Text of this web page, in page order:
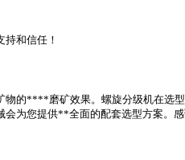
和信任！
的****磨矿效果。螺旋分级机在选
为您提供**全面的配套选型方案。